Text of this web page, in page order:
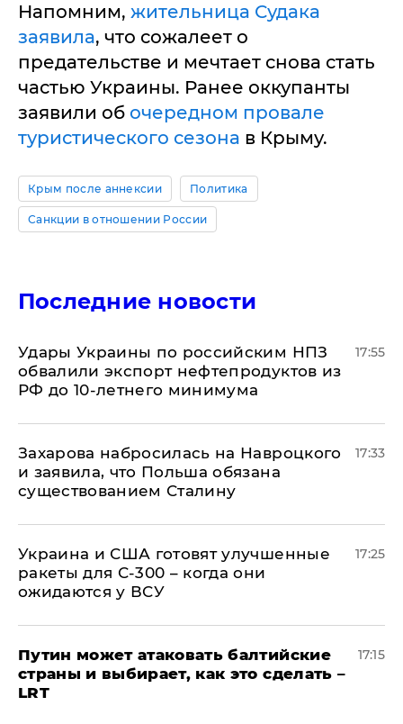
Напомним, жительница Судака
заявила, что сожалеет о
предательстве и мечтает снова стать
частью Украины. Ранее оккупанты
заявили об очередном провале
туристического сезона в Крыму.
Крым после аннексии Политика
Санкции в отношении России
Последние новости
Удары Украины по российским НПЗ
обвалили экспорт нефтепродуктов из
РФ до 10-летнего минимума
17:55
​Захарова набросилась на Навроцкого
и заявила, что Польша обязана
существованием Сталину
17:33
Украина и США готовят улучшенные
ракеты для С-300 – когда они
ожидаются у ВСУ
17:25
Путин может атаковать балтийские
страны и выбирает, как это сделать –
LRT
17:15